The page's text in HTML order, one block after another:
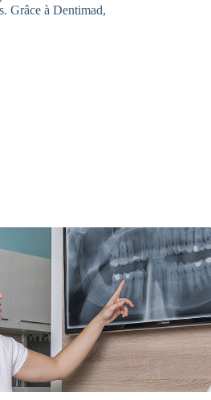
Grâce à Dentimad,